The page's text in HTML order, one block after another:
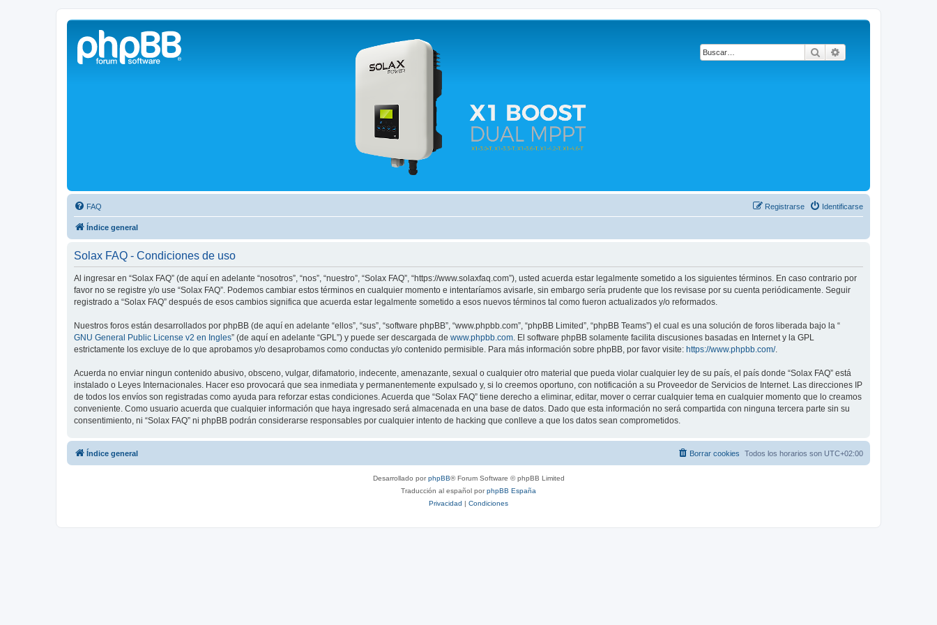
Buscar
Solax FAQ
Lugar para intercambiar dudas sobre inversores solares Solax y temas relacionados.
FAQ Identificarse
Registrarse
Índice general
Solax FAQ - Condiciones de uso
Al ingresar en “Solax FAQ” (de aquí en adelante “nosotros”, “nos”, “nuestro”, “Solax FAQ”, “https://www.solaxfaq.com”), usted acuerda estar legalmente sometido a los siguientes términos. En caso contrario por
favor no se registre y/o use “Solax FAQ”. Podemos cambiar estos términos en cualquier momento e intentaríamos avisarle, sin embargo sería prudente que los revisase por su cuenta periódicamente. Seguir
registrado a “Solax FAQ” después de esos cambios significa que acuerda estar legalmente sometido a esos nuevos términos tal como fueron actualizados y/o reformados.
Nuestros foros están desarrollados por phpBB (de aquí en adelante “ellos”, “sus”, “software phpBB”, “www.phpbb.com”, “phpBB Limited”, “phpBB Teams”) el cual es una solución de foros liberada bajo la “
GNU General Public License v2 en Ingles” (de aquí en adelante “GPL”) y puede ser descargada de www.phpbb.com. El software phpBB solamente facilita discusiones basadas en Internet y la GPL
estrictamente los excluye de lo que aprobamos y/o desaprobamos como conductas y/o contenido permisible. Para más información sobre phpBB, por favor visite: https://www.phpbb.com/.
Acuerda no enviar ningun contenido abusivo, obsceno, vulgar, difamatorio, indecente, amenazante, sexual o cualquier otro material que pueda violar cualquier ley de su país, el país donde “Solax FAQ” está
instalado o Leyes Internacionales. Hacer eso provocará que sea inmediata y permanentemente expulsado y, si lo creemos oportuno, con notificación a su Proveedor de Servicios de Internet. Las direcciones IP
de todos los envíos son registradas como ayuda para reforzar estas condiciones. Acuerda que “Solax FAQ” tiene derecho a eliminar, editar, mover o cerrar cualquier tema en cualquier momento que lo creamos
conveniente. Como usuario acuerda que cualquier información que haya ingresado será almacenada en una base de datos. Dado que esta información no será compartida con ninguna tercera parte sin su
consentimiento, ni “Solax FAQ” ni phpBB podrán considerarse responsables por cualquier intento de hacking que conlleve a que los datos sean comprometidos.
Índice general Todos los horarios son UTC+02:00
Borrar cookies
Desarrollado porphpBB® Forum Software © phpBB Limited
Traducción al español porphpBB España
Privacidad | Condiciones